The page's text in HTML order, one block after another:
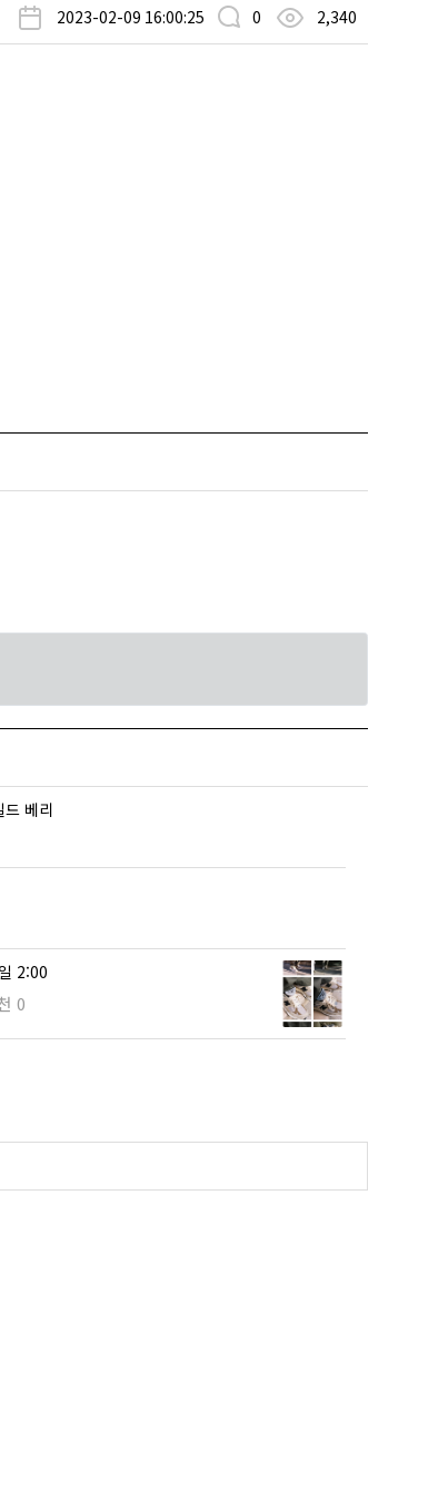
2023-02-09 16:00:25 0 2,340
베리
2:00
0